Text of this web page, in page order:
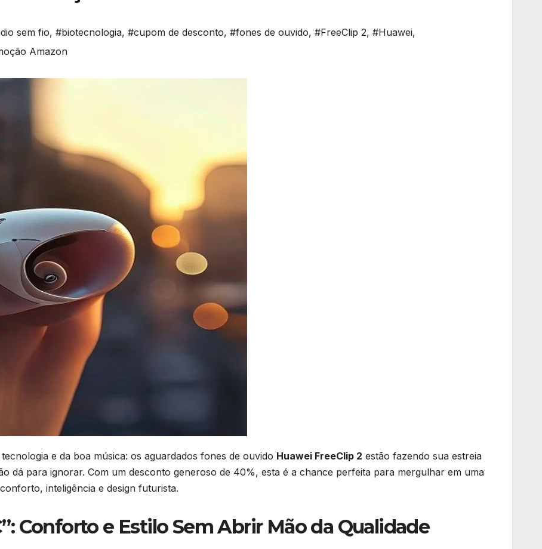
sem fio, #biotecnologia, #cupom de desconto, #fones de ouvido, #FreeClip 2, #Huawei,
Amazon
e da boa música: os aguardados fones de ouvido Huawei FreeClip 2 estão fazendo sua estreia
dá para ignorar. Com um desconto generoso de 40%, esta é a chance perfeita para mergulhar em uma
inteligência e design futurista.
Conforto e Estilo Sem Abrir Mão da Qualidade